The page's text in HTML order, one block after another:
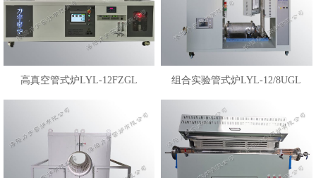
高真空管式炉LYL-12FZGL 组合实验管式炉LYL-12/8UGL